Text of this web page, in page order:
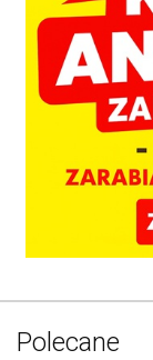
Polecane